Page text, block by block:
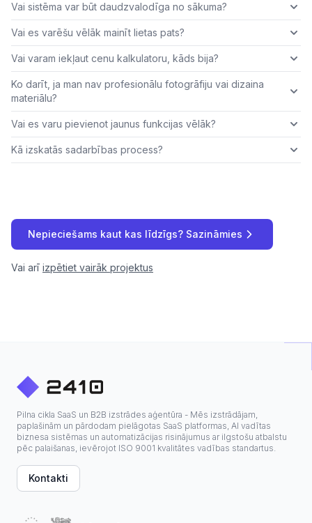
Vai sistēma var būt daudzvalodīga no sākuma?
Vai es varēšu vēlāk mainīt lietas pats?
Vai varam iekļaut cenu kalkulatoru, kāds bija?
Ko darīt, ja man nav profesionālu fotogrāfiju vai dizaina
materiālu?
Vai es varu pievienot jaunus funkcijas vēlāk?
Kā izskatās sadarbības process?
Nepieciešams kaut kas līdzīgs? Sazināmies
Vai arī izpētiet vairāk projektus
Pilna cikla SaaS un B2B izstrādes aģentūra - Mēs izstrādājam,
paplašinām un pārdodam pielāgotas SaaS platformas, AI vadītas
biznesa sistēmas un automatizācijas risinājumus ar ilgstošu atbalstu
pēc palaišanas, ievērojot ISO 9001 kvalitātes vadības standartus.
Kontakti